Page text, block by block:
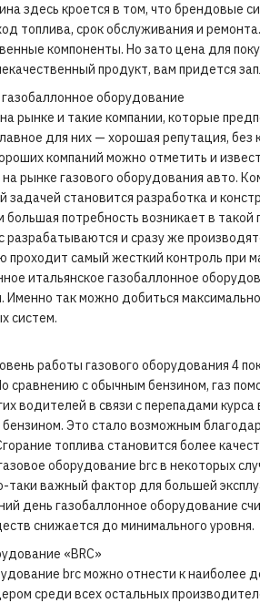
здесь кроется в том, что брендовые
топлива, срок обслуживания и
компоненты. Но зато цена для
продукт, вам придется
газобаллонное оборудование
рынке и такие компании, которые
для них — хорошая репутация,
компаний можно отметить и
рынке газового оборудования авто.
задачей становится разработка и
большая потребность возникает в
разрабатываются и сразу же
проходит самый жесткий контроль при
итальянское газобаллонное
Именно так можно добиться
систем.
работы газового оборудования 4
сравнению с обычным бензином, газ
водителей в связи с перепадами
бензином. Это стало возможным
топлива становится более
оборудование brc в некоторых
таки важный фактор для большей
день газобаллонное оборудование
снижается до минимального уровня.
«BRC»
brc можно отнести к наиболее
среди всех остальных